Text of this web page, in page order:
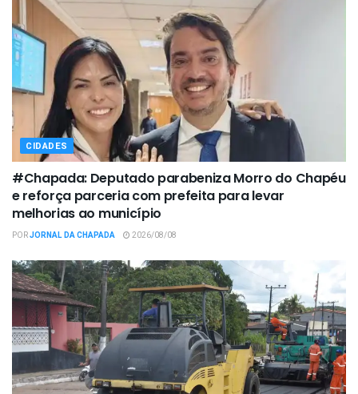
CIDADES
#Chapada: Deputado parabeniza Morro do Chapéu
e reforça parceria com prefeita para levar
melhorias ao município
PORJORNAL DA CHAPADA 2026/08/08